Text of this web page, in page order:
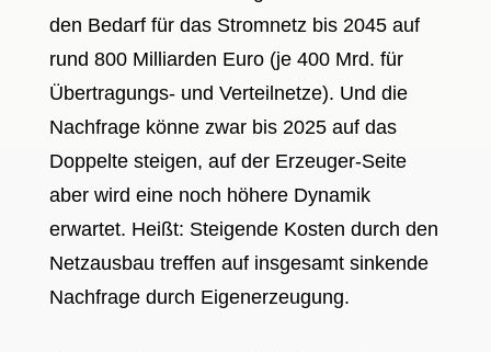
den Bedarf für das Stromnetz bis 2045 auf
rund 800 Milliarden Euro (je 400 Mrd. für
Übertragungs- und Verteilnetze). Und die
Nachfrage könne zwar bis 2025 auf das
Doppelte steigen, auf der Erzeuger-Seite
aber wird eine noch höhere Dynamik
erwartet. Heißt: Steigende Kosten durch den
Netzausbau treffen auf insgesamt sinkende
Nachfrage durch Eigenerzeugung.